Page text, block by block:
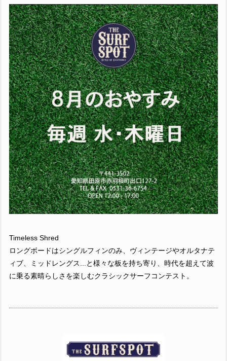
Timeless Shred
ロングボードはシングルフィンのみ、ヴィンテージやオルタナテ
ィブ、ミッドレングス...と様々な板を持ち寄り、時代を超えて波
に乗る素晴らしさを楽しむクラシックサーフコンテスト。